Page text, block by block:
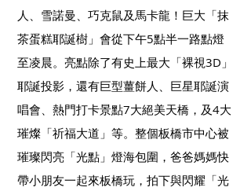
人、雪諾曼、巧克鼠及馬卡龍！巨大「抹
茶蛋糕耶誕樹」會從下午5點半一路點燈
至凌晨。亮點除了有史上最大「裸視3D」
耶誕投影，還有巨型薑餅人、巨星耶誕演
唱會、熱門打卡景點7大絕美天橋，及4大
璀燦「祈福大道」等。整個板橋市中心被
璀璨閃亮「光點」燈海包圍，爸爸媽媽快
帶小朋友一起來板橋玩，拍下與閃耀「光